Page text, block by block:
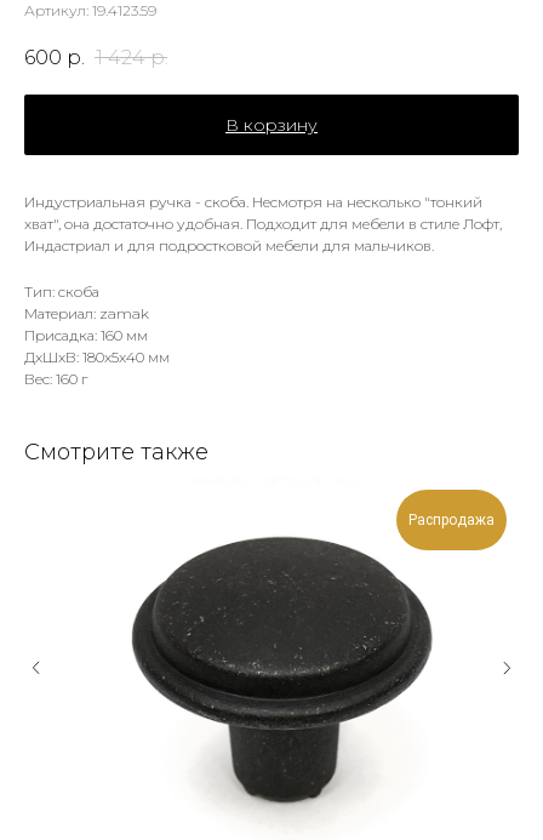
Артикул: 19.4123.59
600 р. 1 424 р.
В корзину
Индустриальная ручка - скоба. Несмотря на несколько "тонкий
хват", она достаточно удобная. Подходит для мебели в стиле Лофт,
Индастриал и для подростковой мебели для мальчиков.
Тип: скоба
Материал: zamak
Присадка: 160 мм
ДxШxВ: 180x5x40 мм
Вес: 160 г
Смотрите также
Распродажа